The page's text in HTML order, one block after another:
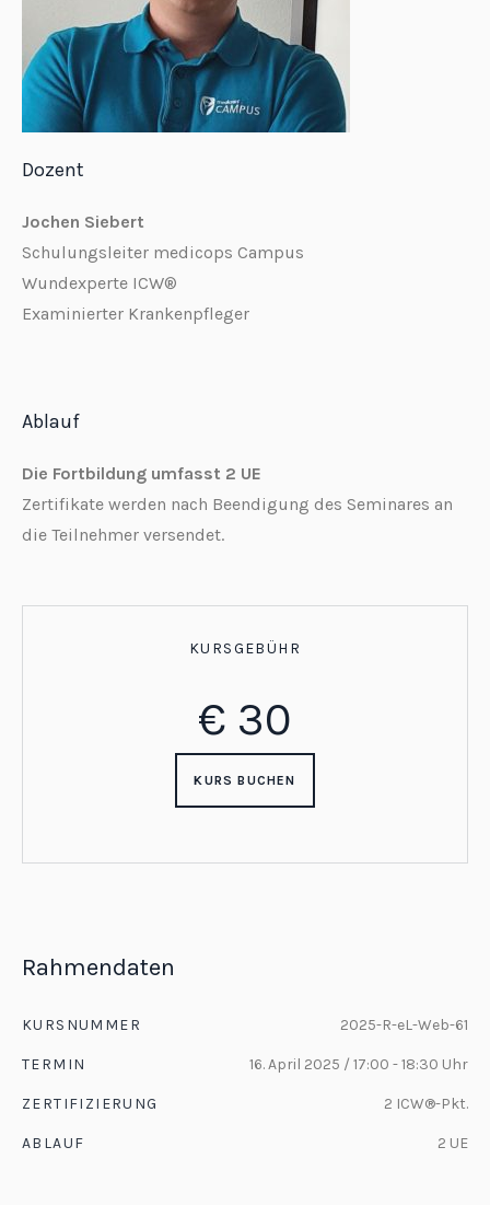
Rahmendaten
KURSNUMMER 2025-R-eL-Web-61
TERMIN 16. April 2025 / 17:00 - 18:30 Uhr
ZERTIFIZIERUNG 2 ICW®-Pkt.
ABLAUF 2 UE
Dozent
Jochen Siebert
Schulungsleiter medicops Campus
Wundexperte ICW®
Examinierter Krankenpfleger
Ablauf
Die Fortbildung umfasst 2 UE
Zertifikate werden nach Beendigung des Seminares an
die Teilnehmer versendet.
KURSGEBÜHR
€ 30
KURS BUCHEN